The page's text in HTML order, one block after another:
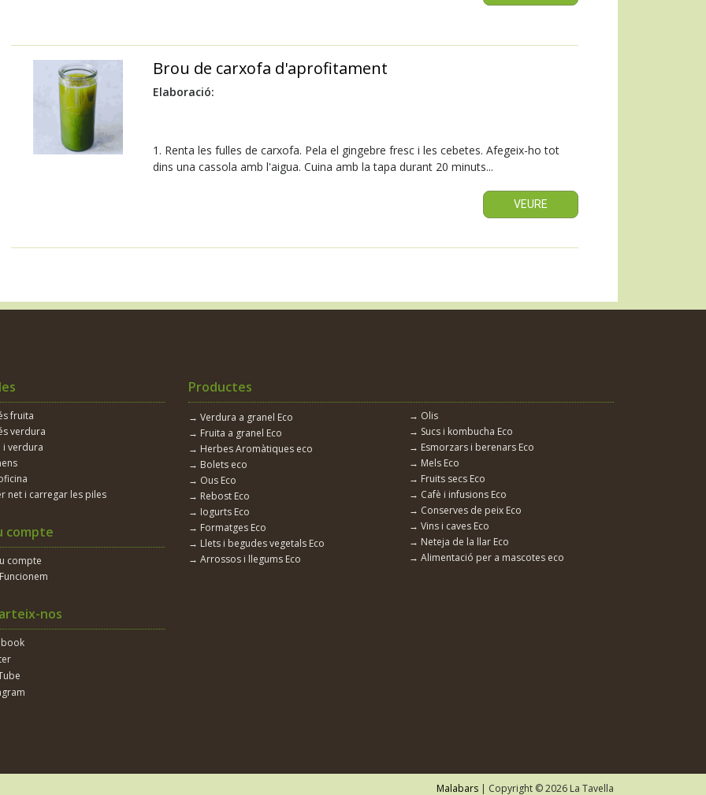
Brou de carxofa d'aprofitament
Elaboració:
1. Renta les fulles de carxofa. Pela el gingebre fresc i les cebetes. Afegeix-ho tot
dins una cassola amb l'aigua. Cuina amb la tapa durant 20 minuts...
VEURE
fruita
verdura
verdura
net i carregar les piles
compte
compte
nos
Productes
→ Verdura a granel Eco
→ Fruita a granel Eco
→ Herbes Aromàtiques eco
→ Bolets eco
→ Ous Eco
→ Rebost Eco
→ Iogurts Eco
→ Formatges Eco
→ Llets i begudes vegetals Eco
→ Arrossos i llegums Eco
→ Olis
→ Sucs i kombucha Eco
→ Esmorzars i berenars Eco
→ Mels Eco
→ Fruits secs Eco
→ Cafè i infusions Eco
→ Conserves de peix Eco
→ Vins i caves Eco
→ Neteja de la llar Eco
→ Alimentació per a mascotes eco
Malabars | Copyright © 2026 La Tavella